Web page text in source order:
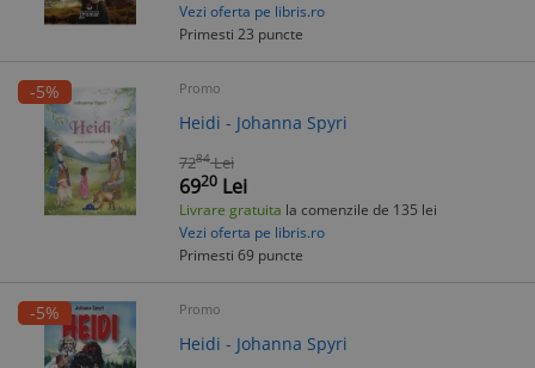
Vezi oferta pe libris.ro
Primesti 23 puncte
-5% Promo
Heidi - Johanna Spyri
7284 Lei
6920 Lei
Livrare gratuita la comenzile de 135 lei
Vezi oferta pe libris.ro
Primesti 69 puncte
-5% Promo
Heidi - Johanna Spyri